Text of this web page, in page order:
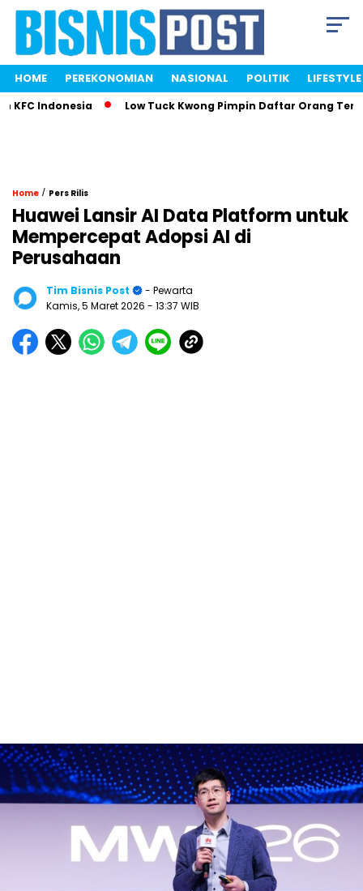
HOME PEREKONOMIAN NASIONAL POLITIK LIFESTYLE
Indonesia Low Tuck Kwong Pimpin Daftar Orang
Home / Pers Rilis
Huawei Lansir AI Data Platform untuk
Mempercepat Adopsi AI di
Perusahaan
Tim Bisnis Post
- Pewarta
Kamis, 5 Maret 2026 - 13:37 WIB